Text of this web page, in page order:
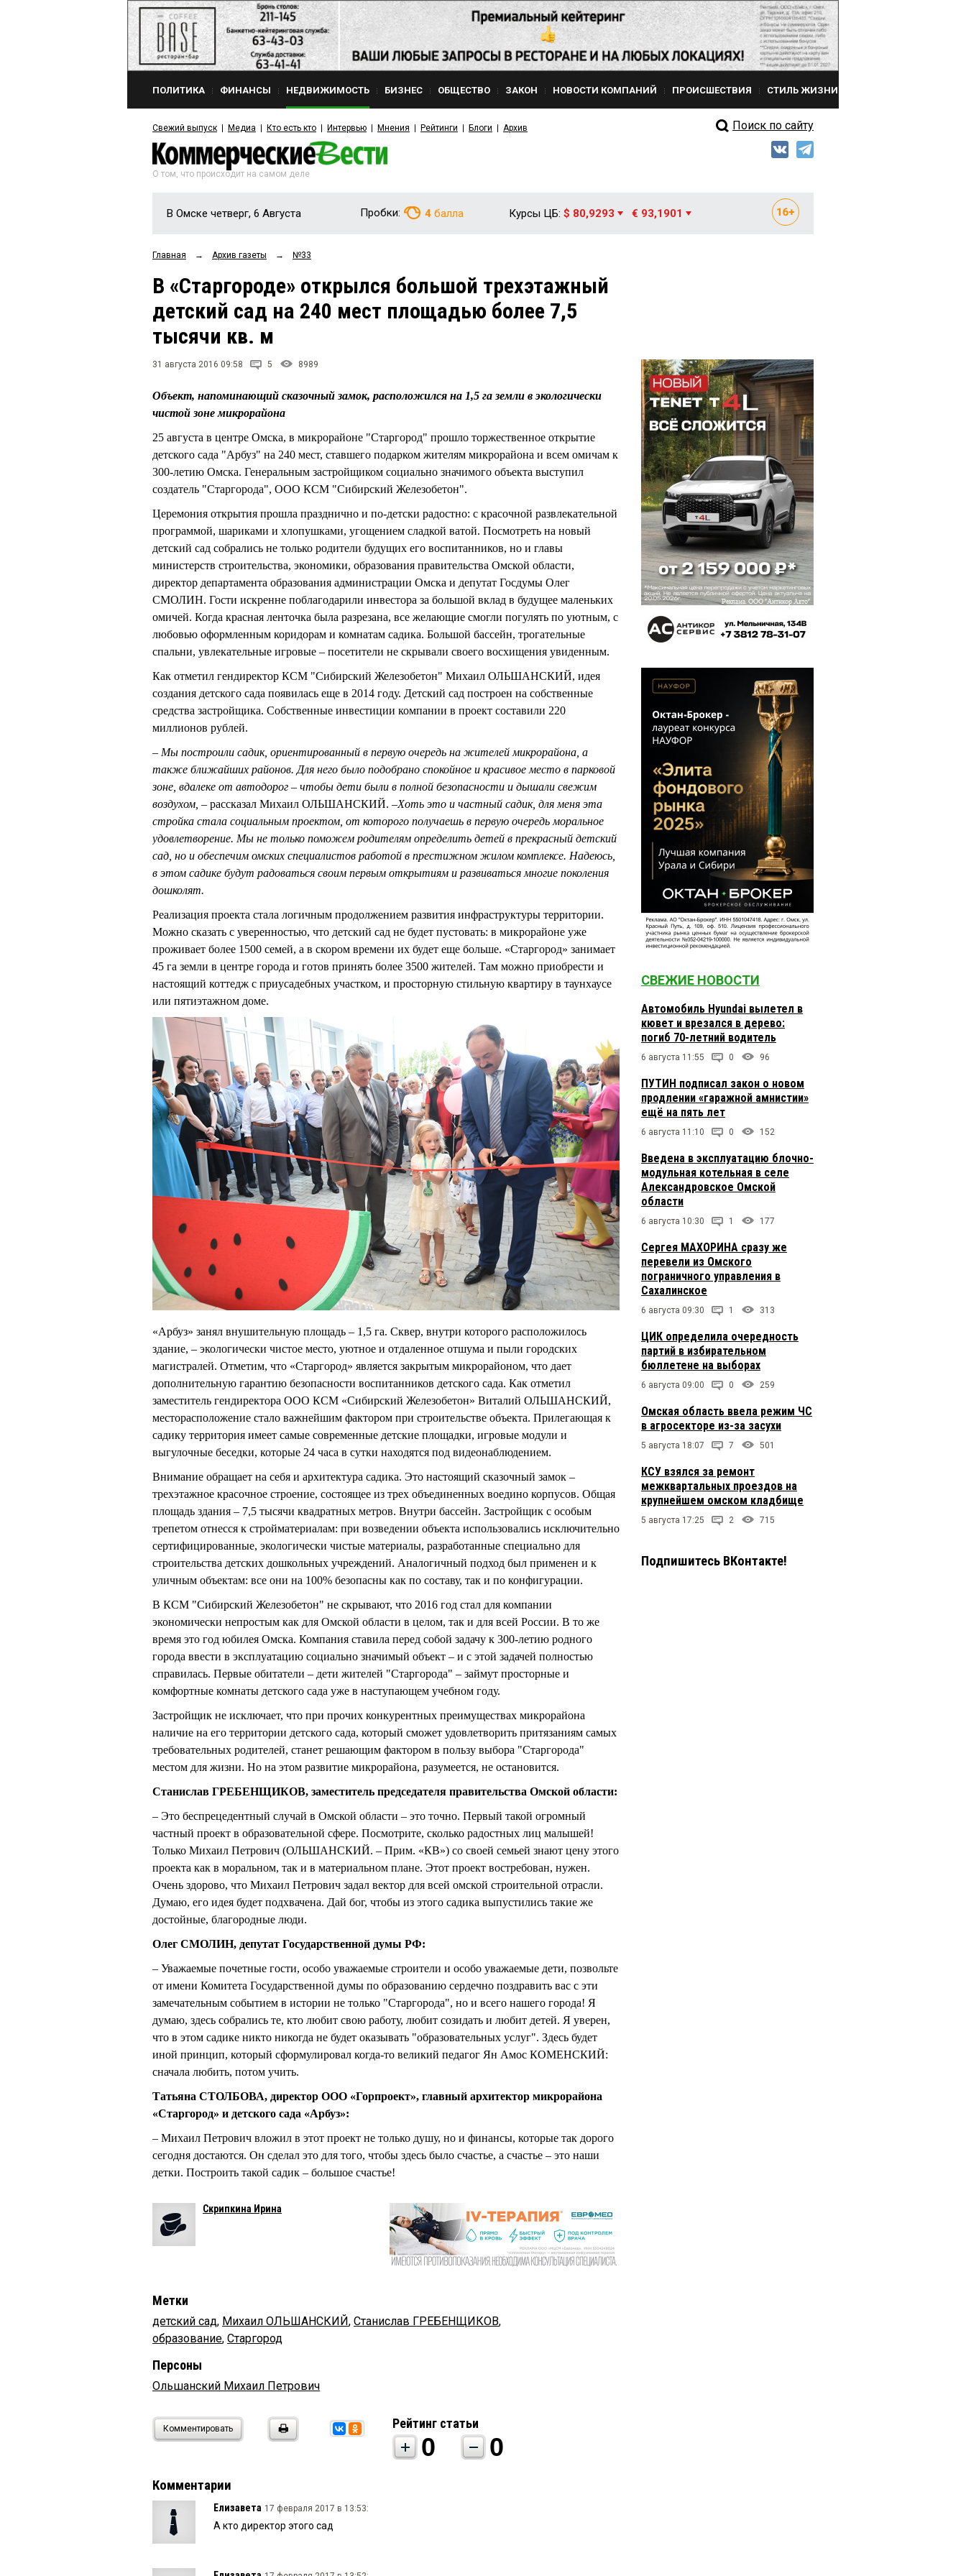
ПОЛИТИКА ФИНАНСЫ НЕДВИЖИМОСТЬ БИЗНЕС ОБЩЕСТВО ЗАКОН НОВОСТИ КОМПАНИЙ ПРОИСШЕСТВИЯ СТИЛЬ ЖИЗНИ
Свежий выпуск Медиа Кто есть кто Интервью Мнения Рейтинги Блоги Архив Поиск по сайту
О том, что происходит на самом деле
В Омске четверг, 6 Августа Пробки: 4 балла Курсы ЦБ: $ 80,9293 € 93,1901
Главная → Архив газеты → №33
В «Старгороде» открылся большой трехэтажный
детский сад на 240 мест площадью более 7,5
тысячи кв. м
31 августа 2016 09:58 5 8989
Объект, напоминающий сказочный замок, расположился на 1,5 га земли в экологически
чистой зоне микрорайона
25 августа в центре Омска, в микрорайоне "Старгород" прошло торжественное открытие
детского сада "Арбуз" на 240 мест, ставшего подарком жителям микрорайона и всем омичам к
300-летию Омска. Генеральным застройщиком социально значимого объекта выступил
создатель "Старгорода", ООО КСМ "Сибирский Железобетон".
Церемония открытия прошла празднично и по-детски радостно: с красочной развлекательной
программой, шариками и хлопушками, угощением сладкой ватой. Посмотреть на новый
детский сад собрались не только родители будущих его воспитанников, но и главы
министерств строительства, экономики, образования правительства Омской области,
директор департамента образования администрации Омска и депутат Госдумы Олег
СМОЛИН. Гости искренне поблагодарили инвестора за большой вклад в будущее маленьких
омичей. Когда красная ленточка была разрезана, все желающие смогли погулять по уютным, с
любовью оформленным коридорам и комнатам садика. Большой бассейн, трогательные
спальни, увлекательные игровые – посетители не скрывали своего восхищения увиденным.
Как отметил гендиректор КСМ "Сибирский Железобетон" Михаил ОЛЬШАНСКИЙ, идея
создания детского сада появилась еще в 2014 году. Детский сад построен на собственные
средства застройщика. Собственные инвестиции компании в проект составили 220
миллионов рублей.
– Мы построили садик, ориентированный в первую очередь на жителей микрорайона, а
также ближайших районов. Для него было подобрано спокойное и красивое место в парковой
зоне, вдалеке от автодорог – чтобы дети были в полной безопасности и дышали свежим
воздухом, – рассказал Михаил ОЛЬШАНСКИЙ. –Хоть это и частный садик, для меня эта
стройка стала социальным проектом, от которого получаешь в первую очередь моральное
удовлетворение. Мы не только поможем родителям определить детей в прекрасный детский
сад, но и обеспечим омских специалистов работой в престижном жилом комплексе. Надеюсь,
в этом садике будут радоваться своим первым открытиям и развиваться многие поколения
дошколят.
Реализация проекта стала логичным продолжением развития инфраструктуры территории.
Можно сказать с уверенностью, что детский сад не будет пустовать: в микрорайоне уже
проживает более 1500 семей, а в скором времени их будет еще больше. «Старгород» занимает
45 га земли в центре города и готов принять более 3500 жителей. Там можно приобрести и
настоящий коттедж с приусадебных участком, и просторную стильную квартиру в таунхаусе
или пятиэтажном доме.
«Арбуз» занял внушительную площадь – 1,5 га. Сквер, внутри которого расположилось
здание, – экологически чистое место, уютное и отдаленное отшума и пыли городских
магистралей. Отметим, что «Старгород» является закрытым микрорайоном, что дает
дополнительную гарантию безопасности воспитанников детского сада. Как отметил
заместитель гендиректора ООО КСМ «Сибирский Железобетон» Виталий ОЛЬШАНСКИЙ,
месторасположение стало важнейшим фактором при строительстве объекта. Прилегающая к
садику территория имеет самые современные детские площадки, игровые модули и
выгулочные беседки, которые 24 часа в сутки находятся под видеонаблюдением.
Внимание обращает на себя и архитектура садика. Это настоящий сказочный замок –
трехэтажное красочное строение, состоящее из трех объединенных воедино корпусов. Общая
площадь здания – 7,5 тысячи квадратных метров. Внутри бассейн. Застройщик с особым
трепетом отнесся к стройматериалам: при возведении объекта использовались исключительно
сертифицированные, экологически чистые материалы, разработанные специально для
строительства детских дошкольных учреждений. Аналогичный подход был применен и к
уличным объектам: все они на 100% безопасны как по составу, так и по конфигурации.
В КСМ "Сибирский Железобетон" не скрывают, что 2016 год стал для компании
экономически непростым как для Омской области в целом, так и для всей России. В то же
время это год юбилея Омска. Компания ставила перед собой задачу к 300-летию родного
города ввести в эксплуатацию социально значимый объект – и с этой задачей полностью
справилась. Первые обитатели – дети жителей "Старгорода" – займут просторные и
комфортные комнаты детского сада уже в наступающем учебном году.
Застройщик не исключает, что при прочих конкурентных преимуществах микрорайона
наличие на его территории детского сада, который сможет удовлетворить притязаниям самых
требовательных родителей, станет решающим фактором в пользу выбора "Старгорода"
местом для жизни. Но на этом развитие микрорайона, разумеется, не остановится.
Станислав ГРЕБЕНЩИКОВ, заместитель председателя правительства Омской области:
– Это беспрецедентный случай в Омской области – это точно. Первый такой огромный
частный проект в образовательной сфере. Посмотрите, сколько радостных лиц малышей!
Только Михаил Петрович (ОЛЬШАНСКИЙ. – Прим. «КВ») со своей семьей знают цену этого
проекта как в моральном, так и в материальном плане. Этот проект востребован, нужен.
Очень здорово, что Михаил Петрович задал вектор для всей омской строительной отрасли.
Думаю, его идея будет подхвачена. Дай бог, чтобы из этого садика выпустились такие же
достойные, благородные люди.
Олег СМОЛИН, депутат Государственной думы РФ:
– Уважаемые почетные гости, особо уважаемые строители и особо уважаемые дети, позвольте
от имени Комитета Государственной думы по образованию сердечно поздравить вас с эти
замечательным событием в истории не только "Старгорода", но и всего нашего города! Я
думаю, здесь собрались те, кто любит свою работу, любит созидать и любит детей. Я уверен,
что в этом садике никто никогда не будет оказывать "образовательных услуг". Здесь будет
иной принцип, который сформулировал когда-то великий педагог Ян Амос КОМЕНСКИЙ:
сначала любить, потом учить.
Татьяна СТОЛБОВА, директор ООО «Горпроект», главный архитектор микрорайона
«Старгород» и детского сада «Арбуз»:
– Михаил Петрович вложил в этот проект не только душу, но и финансы, которые так дорого
сегодня достаются. Он сделал это для того, чтобы здесь было счастье, а счастье – это наши
детки. Построить такой садик – большое счастье!
Скрипкина Ирина
Метки
детский сад, Михаил ОЛЬШАНСКИЙ, Станислав ГРЕБЕНЩИКОВ,
образование, Старгород
Персоны
Ольшанский Михаил Петрович
Комментировать Рейтинг статьи
0 0
Комментарии
Елизавета 17 февраля 2017 в 13:53:
А кто директор этого сад
СВЕЖИЕ НОВОСТИ
Автомобиль Hyundai вылетел в
кювет и врезался в дерево:
погиб 70-летний водитель
6 августа 11:55 0 96
ПУТИН подписал закон о новом
продлении «гаражной амнистии»
ещё на пять лет
6 августа 11:10 0 152
Введена в эксплуатацию блочно-
модульная котельная в селе
Александровское Омской
области
6 августа 10:30 1 177
Сергея МАХОРИНА сразу же
перевели из Омского
пограничного управления в
Сахалинское
6 августа 09:30 1 313
ЦИК определила очередность
партий в избирательном
бюллетене на выборах
6 августа 09:00 0 259
Омская область ввела режим ЧС
в агросекторе из-за засухи
5 августа 18:07 7 501
КСУ взялся за ремонт
межквартальных проездов на
крупнейшем омском кладбище
5 августа 17:25 2 715
Подпишитесь ВКонтакте!